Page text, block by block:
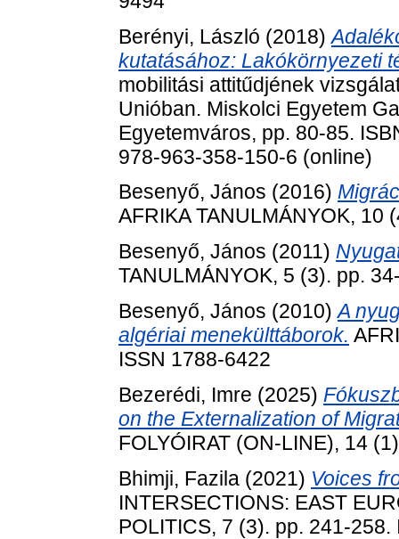
Berényi, László (2018)
kutatásához: Lakókörnyezeti
mobilitási attitűdjének
Unióban. Miskolci Egyetem
Egyetemváros, pp. 80-85.
978-963-358-150-6 (online)
Besenyő, János (2016)
AFRIKA TANULMÁNYOK, 10
Besenyő, János (2011)
TANULMÁNYOK, 5 (3). pp.
Besenyő, János (2010)A
algériai menekülttáborok.
ISSN 1788-6422
Bezerédi, Imre (2025)
on the Externalization of
FOLYÓIRAT (ON-LINE), 14
Bhimji, Fazila (2021) Voices
INTERSECTIONS: EAST
POLITICS, 7 (3). pp. 241-